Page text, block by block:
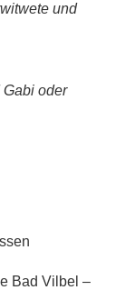
und
Gabi oder
Bad Vilbel –